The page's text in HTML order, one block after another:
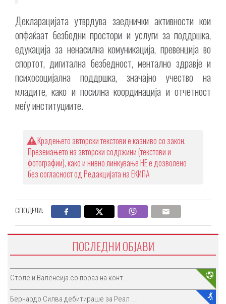
Декларацијата утврдува заеднички активности кои
опфаќаат безбедни простори и услуги за поддршка,
едукација за ненасилна комуникација, превенција во
спортот, дигитална безбедност, ментално здравје и
психосоцијална поддршка, значајно учество на
младите, како и посилна координација и отчетност
меѓу институциите.
Крадењето авторски текстови е казниво со закон.
Преземањето на авторски содржини (текстови и
фотографии), како и нивно линкување НЕ е дозволено
без согласност од Редакцијата на ЕКИПА
СПОДЕЛИ:
ПОСЛЕДНИ ОБЈАВИ
Столе и Валенсија со пораз на конт...
Бернардо Силва дебитираше за Реал ...